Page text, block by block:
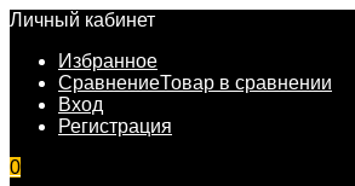
Личный кабинет
Избранное
СравнениеТовар в сравнении
Вход
Регистрация
0